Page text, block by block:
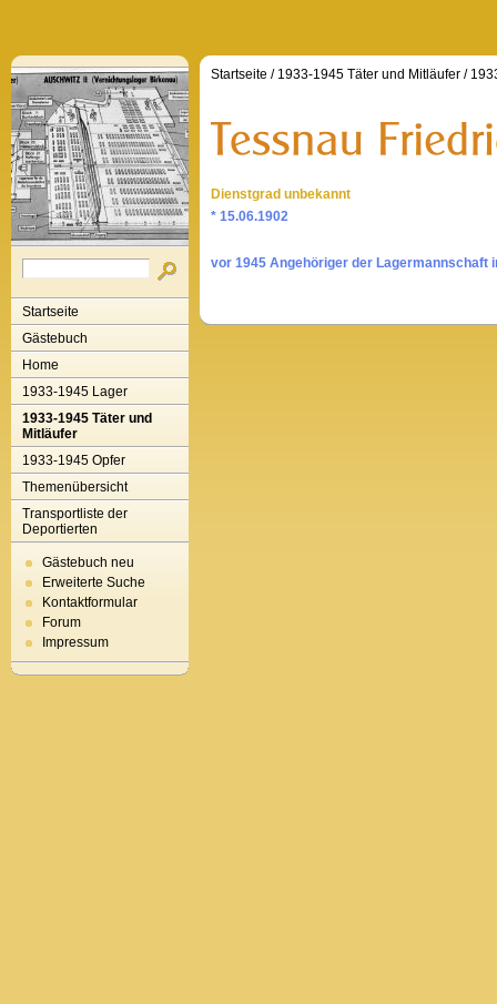
Startseite
Gästebuch
Home
1933-1945 Lager
1933-1945 Täter und
Mitläufer
1933-1945 Opfer
Themenübersicht
Transportliste der
Deportierten
Gästebuch neu
Erweiterte Suche
Kontaktformular
Forum
Impressum
Startseite / 1933-1945 Täter und Mitläufer /
Dienstgrad unbekannt
* 15.06.1902
vor 1945 Angehöriger der Lagermannschaft